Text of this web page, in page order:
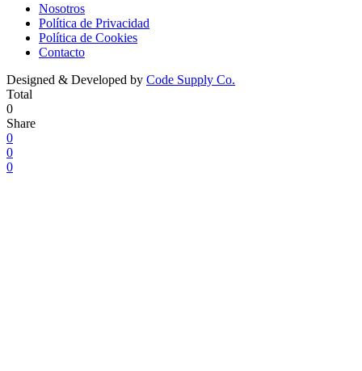
Nosotros
Política de Privacidad
Política de Cookies
Contacto
Designed & Developed by Code Supply Co.
Total
0
Share
0
0
0